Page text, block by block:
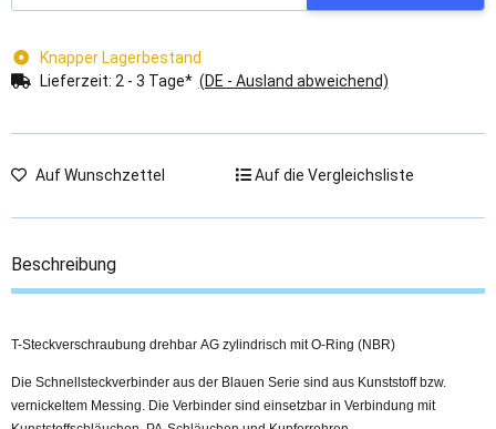
Knapper Lagerbestand
Lieferzeit: 2 - 3 Tage* (DE - Ausland abweichend)
Auf Wunschzettel Auf die Vergleichsliste
Beschreibung
T-Steckverschraubung drehbar AG zylindrisch mit O-Ring (NBR)
Die Schnellsteckverbinder aus der Blauen Serie sind aus Kunststoff bzw.
vernickeltem Messing. Die Verbinder sind einsetzbar in Verbindung mit